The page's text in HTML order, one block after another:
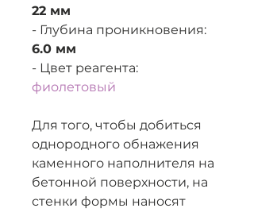
22 мм
- Глубина проникновения:
6.0 мм
- Цвет реагента:
фиолетовый
Для того, чтобы добиться
однородного обнажения
каменного наполнителя на
бетонной поверхности, на
стенки формы наносят